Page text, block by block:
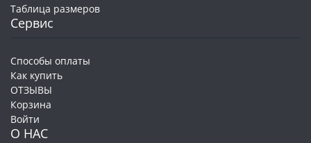
Таблица размеров
Сервис
Способы оплаты
Как купить
ОТЗЫВЫ
Корзина
Войти
О НАС